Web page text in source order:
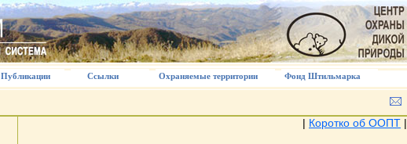
Публикации Ссылки Охраняемые территории Фонд Штильмарка
| Коротко об ООПТ |